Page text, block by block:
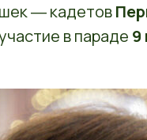
― кадетов
в параде 9